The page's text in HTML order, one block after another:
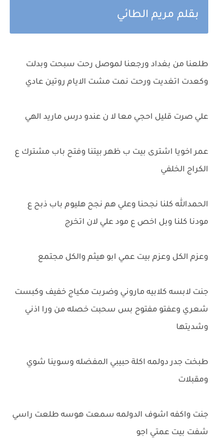
بقلم مريم الطائي
طلعنا من بغداد ورجعنا لموصل رحت سبحت وبدلت
وكعدت اتغديت ورحت نمت مشت الايام روتين عادي
علي صرت قليل احجي معا لا ن عندو درس ماريد الهي
عمر اخويا اشترى بيت ب ظهر بيتنا وفتح باب مشترك ع
الكراج الخلفي
الحمدالله كلنا نجحنا وعلي هم نجح هليوم باب ذبح ع
مودنا كلنا وبل اخص ع مود علي لان اتخرج
وعزم الكل وعزم بيت عمي ابو هيثم والكل مجتمع
جنت لابسه كلابيه ماروني وضربت مكياج خفيف وكبست
شعري وعفتو مفتوح بس سحبت خصله من ورا اذني
وشديتها
طبخت جدر دولمه اكلة حبيبي المفضله وسوينا شوي
ومقبلات
جنت واكفه اشوف الدولمه سمعت هوسه طلعت راسي
شفت بيت عمتي اجو